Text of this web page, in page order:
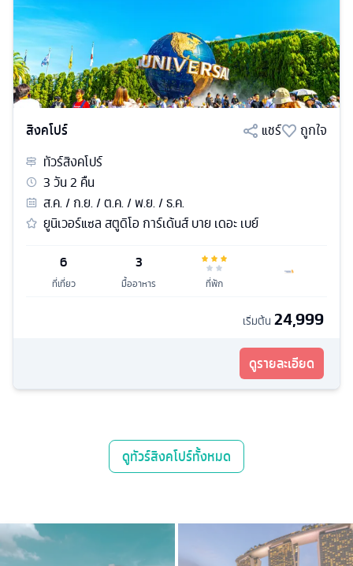
สิงคโปร์ แชร์
ถูกใจ
ทัวร์สิงคโปร์
3วัน2 คืน
ส.ค. / ก.ย. / ต.ค. / พ.ย. / ธ.ค.
ยูนิเวอร์แซล สตูดิโอ การ์เด้นส์ บาย เดอะ เบย์
6
ที่เที่ยว
3
มื้ออาหาร ที่พัก
เริ่มต้น 24,999
ดูรายละเอียด
ดูทัวร์สิงคโปร์ทั้งหมด